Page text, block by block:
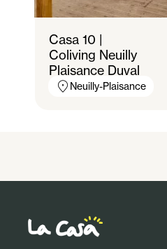
Casa 10 |
Coliving Neuilly
Plaisance Duval
Neuilly-Plaisance